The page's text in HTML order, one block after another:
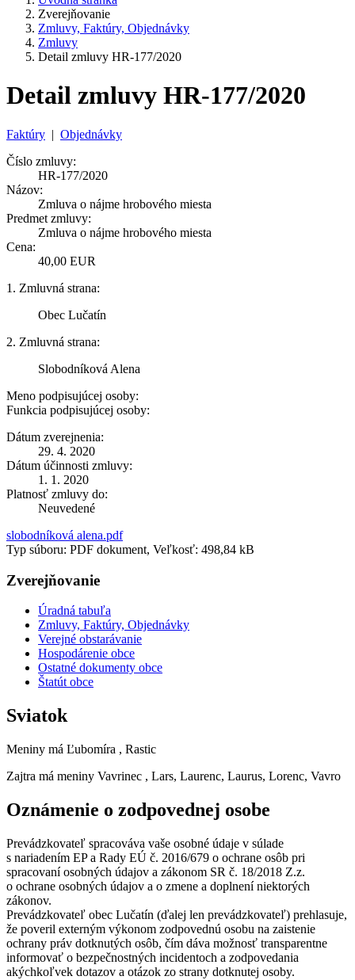
Zverejňovanie
Zmluvy, Faktúry, Objednávky
Zmluvy
Detail zmluvy HR-177/2020
Detail zmluvy HR-177/2020
Faktúry | Objednávky
Číslo zmluvy:
HR-177/2020
Názov:
Zmluva o nájme hrobového miesta
Predmet zmluvy:
Zmluva o nájme hrobového miesta
Cena:
40,00 EUR
1. Zmluvná strana:
Obec Lučatín
2. Zmluvná strana:
Slobodníková Alena
Meno podpisujúcej osoby:
Funkcia podpisujúcej osoby:
Dátum zverejnenia:
29. 4. 2020
Dátum účinnosti zmluvy:
1. 1. 2020
Platnosť zmluvy do:
Neuvedené
slobodníková alena.pdf
Typ súboru: PDF dokument, Veľkosť: 498,84 kB
Zverejňovanie
Úradná tabuľa
Zmluvy, Faktúry, Objednávky
Verejné obstarávanie
Hospodárenie obce
Ostatné dokumenty obce
Štatút obce
Sviatok
Meniny má Ľubomíra , Rastic
Zajtra má meniny Vavrinec , Lars, Laurenc, Laurus, Lorenc, Vavro
Oznámenie o zodpovednej osobe
Prevádzkovateľ spracováva vaše osobné údaje v súlade
s nariadením EP a Rady EÚ č. 2016/679 o ochrane osôb pri
spracovaní osobných údajov a zákonom SR č. 18/2018 Z.z.
o ochrane osobných údajov a o zmene a doplnení niektorých
zákonov.
Prevádzkovateľ obec Lučatín (ďalej len prevádzkovateľ) prehlasuje,
že poveril externým výkonom zodpovednú osobu na zaistenie
ochrany práv dotknutých osôb, čím dáva možnosť transparentne
informovať o bezpečnostných incidentoch a zodpovedania
akýchkoľvek dotazov a otázok zo strany dotknutej osoby.